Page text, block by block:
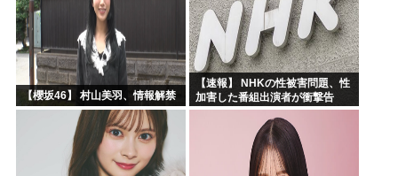
【櫻坂46】 村山美羽、情報解禁
【速報】 NHKの性被害問題、性
加害した番組出演者が衝撃告
白！